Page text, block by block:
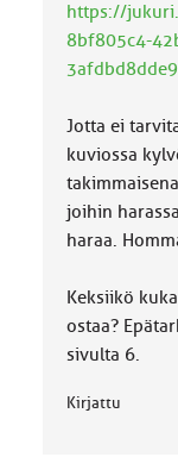
https://
8bf805c4-
Jotta ei
kuviossa
joihin
haraa.
Keksiikö
ostaa?
sivulta 6.
Kirjattu